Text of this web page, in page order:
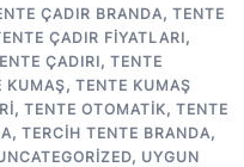
ÇADIR BRANDA, TENTE
ÇADIR FIYATLARI,
ÇADIRI, TENTE
KUMAŞ, TENTE KUMAŞ
, TENTE OTOMATIK, TENTE
, TERCIH TENTE BRANDA,
, UYGUN